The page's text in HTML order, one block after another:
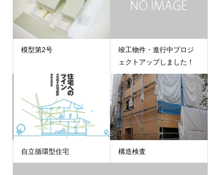
模型第2号
竣工物件・進行中プロジ
ェクトアップしました！
自立循環型住宅 構造検査